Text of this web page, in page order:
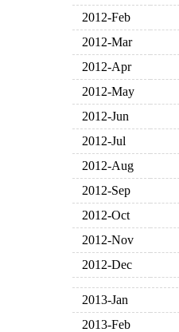
2012-Feb
2012-Mar
2012-Apr
2012-May
2012-Jun
2012-Jul
2012-Aug
2012-Sep
2012-Oct
2012-Nov
2012-Dec
2013-Jan
2013-Feb